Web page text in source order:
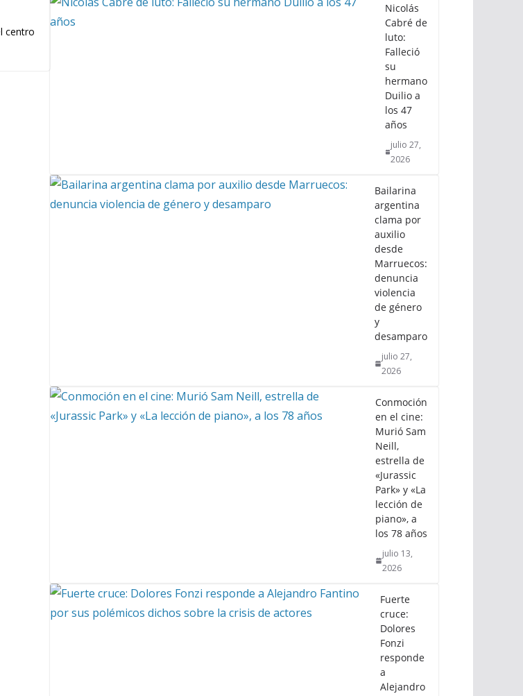
centro
Nicolás
Cabré de
luto:
Falleció
su
hermano
Duilio a
los 47
años
julio 27,
2026
Bailarina
argentina
clama por
auxilio
desde
Marruecos:
denuncia
violencia
de género
y
desamparo
julio 27,
2026
Conmoción
en el cine:
Murió Sam
Neill,
estrella de
«Jurassic
Park» y «La
lección de
piano», a
los 78 años
julio 13,
2026
Fuerte
cruce:
Dolores
Fonzi
responde
a
Alejandro